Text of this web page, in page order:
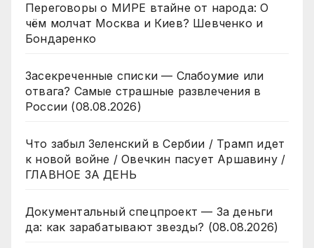
Переговоры о МИРЕ втайне от народа: О
чём молчат Москва и Киев? Шевченко и
Бондаренко
Засекреченные списки — Слабоумие или
отвага? Самые страшные развлечения в
России (08.08.2026)
Что забыл Зеленский в Сербии / Трамп идет
к новой войне / Овечкин пасует Аршавину /
ГЛАВНОЕ ЗА ДЕНЬ
Документальный спецпроект — За деньги
да: как зарабатывают звезды? (08.08.2026)